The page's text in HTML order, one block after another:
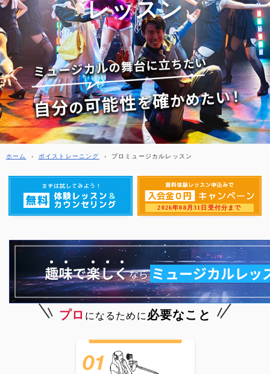
レッスン
ホーム › ボイストレーニング › プロミュージカルレッスン
2026年08月31日受付分まで
プロ になるために 必要なこと